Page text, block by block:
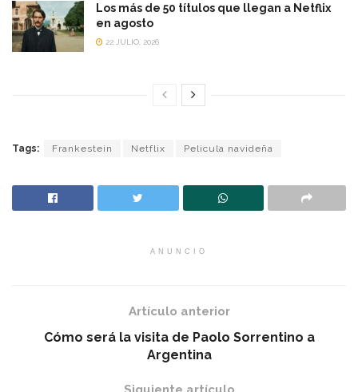
Los más de 50 títulos que llegan a Netflix
en agosto
22 JULIO, 2026
Tags: Frankestein Netflix Pelicula navideña
ANUNCIO
Artículo anterior
Cómo será la visita de Paolo Sorrentino a
Argentina